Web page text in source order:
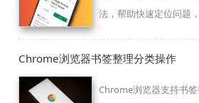
法，帮助快速定位问题
Chrome浏览器书签整理分类操作
Chrome浏览器支持书